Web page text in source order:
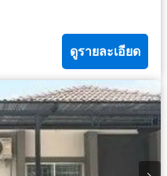
ดูรายละเอียด